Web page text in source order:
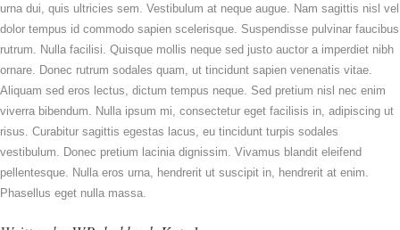
urna dui, quis ultricies sem. Vestibulum at neque augue. Nam sagittis nisl vel
dolor tempus id commodo sapien scelerisque. Suspendisse pulvinar faucibus
rutrum. Nulla facilisi. Quisque mollis neque sed justo auctor a imperdiet nibh
ornare. Donec rutrum sodales quam, ut tincidunt sapien venenatis vitae.
Aliquam sed eros lectus, dictum tempus neque. Sed pretium nisl nec enim
viverra bibendum. Nulla ipsum mi, consectetur eget facilisis in, adipiscing ut
risus. Curabitur sagittis egestas lacus, eu tincidunt turpis sodales
vestibulum. Donec pretium lacinia dignissim. Vivamus blandit eleifend
pellentesque. Nulla eros urna, hendrerit ut suscipit in, hendrerit at enim.
Phasellus eget nulla massa.